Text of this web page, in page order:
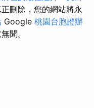
刪除，您的網站將永
Google 桃園台胞證辦
聞。